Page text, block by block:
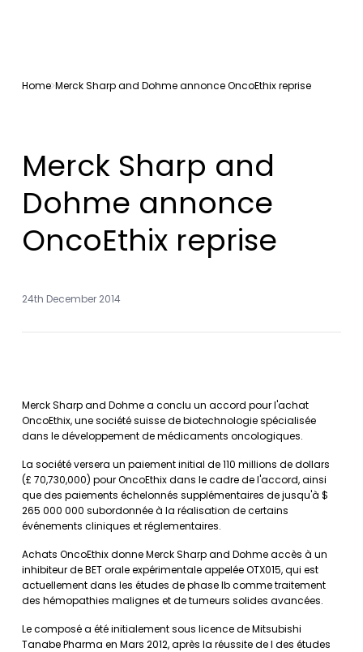
Home Merck Sharp and Dohme annonce OncoEthix reprise
Merck Sharp and
Dohme annonce
OncoEthix reprise
24th December 2014
Merck Sharp and Dohme a conclu un accord pour l'achat
OncoEthix, une société suisse de biotechnologie spécialisée
dans le développement de médicaments oncologiques.
La société versera un paiement initial de 110 millions de dollars
(£ 70,730,000) pour OncoEthix dans le cadre de l'accord, ainsi
que des paiements échelonnés supplémentaires de jusqu'à $
265 000 000 subordonnée à la réalisation de certains
événements cliniques et réglementaires.
Achats OncoEthix donne Merck Sharp and Dohme accès à un
inhibiteur de BET orale expérimentale appelée OTX015, qui est
actuellement dans les études de phase Ib comme traitement
des hémopathies malignes et de tumeurs solides avancées.
Le composé a été initialement sous licence de Mitsubishi
Tanabe Pharma en Mars 2012, après la réussite de I des études